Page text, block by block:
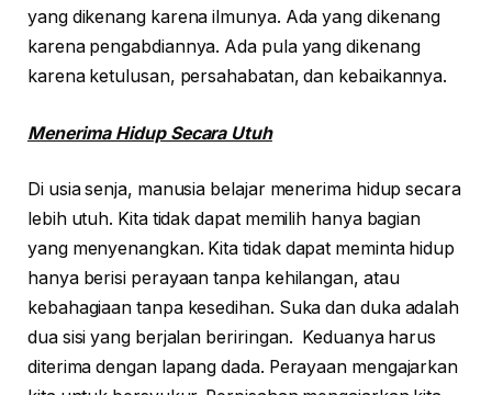
yang dikenang karena ilmunya. Ada yang dikenang
karena pengabdiannya. Ada pula yang dikenang
karena ketulusan, persahabatan, dan kebaikannya.
Menerima Hidup Secara Utuh
Di usia senja, manusia belajar menerima hidup secara
lebih utuh. Kita tidak dapat memilih hanya bagian
yang menyenangkan. Kita tidak dapat meminta hidup
hanya berisi perayaan tanpa kehilangan, atau
kebahagiaan tanpa kesedihan. Suka dan duka adalah
dua sisi yang berjalan beriringan. Keduanya harus
diterima dengan lapang dada. Perayaan mengajarkan